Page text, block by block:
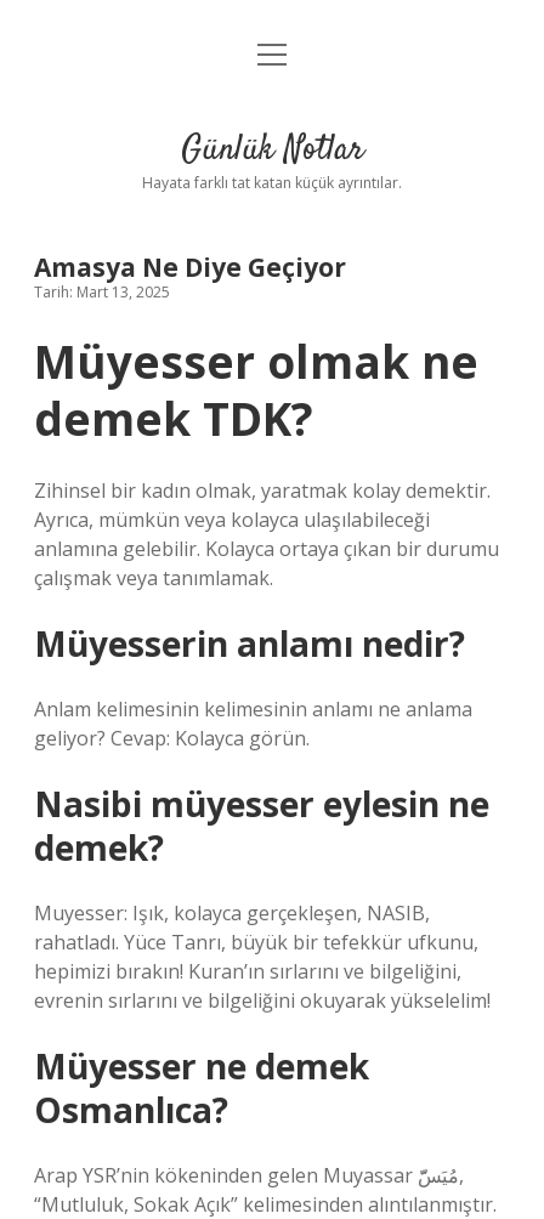
Anasayfa
Yasal Uyarı
menüyü
Günlük Notlar
Hayata farklı tat katan küçük ayrıntılar.
Amasya Ne Diye Geçiyor
Tarih: Mart 13, 2025
Müyesser olmak ne
demek TDK?
Zihinsel bir kadın olmak, yaratmak kolay demektir.
Ayrıca, mümkün veya kolayca ulaşılabileceği
anlamına gelebilir. Kolayca ortaya çıkan bir durumu
çalışmak veya tanımlamak.
Müyesserin anlamı nedir?
Anlam kelimesinin kelimesinin anlamı ne anlama
geliyor? Cevap: Kolayca görün.
Nasibi müyesser eylesin ne
demek?
Muyesser: Işık, kolayca gerçekleşen, NASIB,
rahatladı. Yüce Tanrı, büyük bir tefekkür ufkunu,
hepimizi bırakın! Kuran’ın sırlarını ve bilgeliğini,
evrenin sırlarını ve bilgeliğini okuyarak yükselelim!
Müyesser ne demek
Osmanlıca?
Arap YSR’nin kökeninden gelen Muyassar مُيَسّّ,
“Mutluluk, Sokak Açık” kelimesinden alıntılanmıştır.